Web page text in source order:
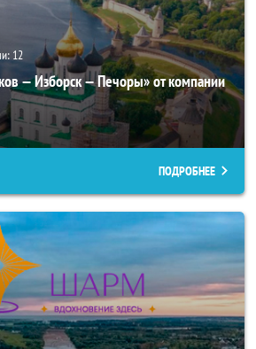
12
— Изборск — Печоры» от компании
ПОДРОБНЕЕ